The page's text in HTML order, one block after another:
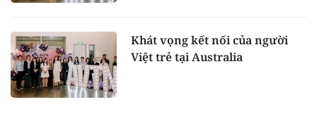
Khát vọng kết nối của người
Việt trẻ tại Australia